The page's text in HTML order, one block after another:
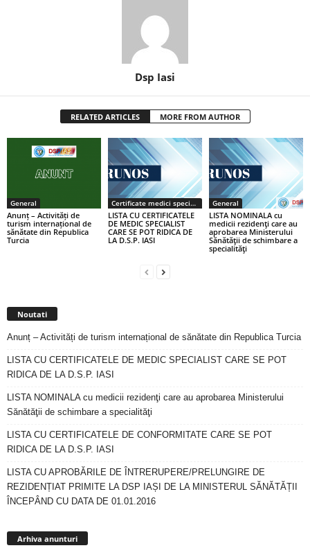
Dsp Iasi
RELATED ARTICLES MORE FROM AUTHOR
General
Anunț – Activități de
turism internațional de
sănătate din Republica
Turcia
Certificate medici specialiști / primari
LISTA CU CERTIFICATELE
DE MEDIC SPECIALIST
CARE SE POT RIDICA DE
LA D.S.P. IASI
General
LISTA NOMINALA cu
medicii rezidenţi care au
aprobarea Ministerului
Sănătăţii de schimbare a
specialităţi
Noutati
Anunț – Activități de turism internațional de sănătate din Republica Turcia
LISTA CU CERTIFICATELE DE MEDIC SPECIALIST CARE SE POT
RIDICA DE LA D.S.P. IASI
LISTA NOMINALA cu medicii rezidenţi care au aprobarea Ministerului
Sănătăţii de schimbare a specialităţi
LISTA CU CERTIFICATELE DE CONFORMITATE CARE SE POT
RIDICA DE LA D.S.P. IASI
LISTA CU APROBĂRILE DE ÎNTRERUPERE/PRELUNGIRE DE
REZIDENȚIAT PRIMITE LA DSP IAȘI DE LA MINISTERUL SĂNĂTĂȚII
ÎNCEPÂND CU DATA DE 01.01.2016
Arhiva anunturi